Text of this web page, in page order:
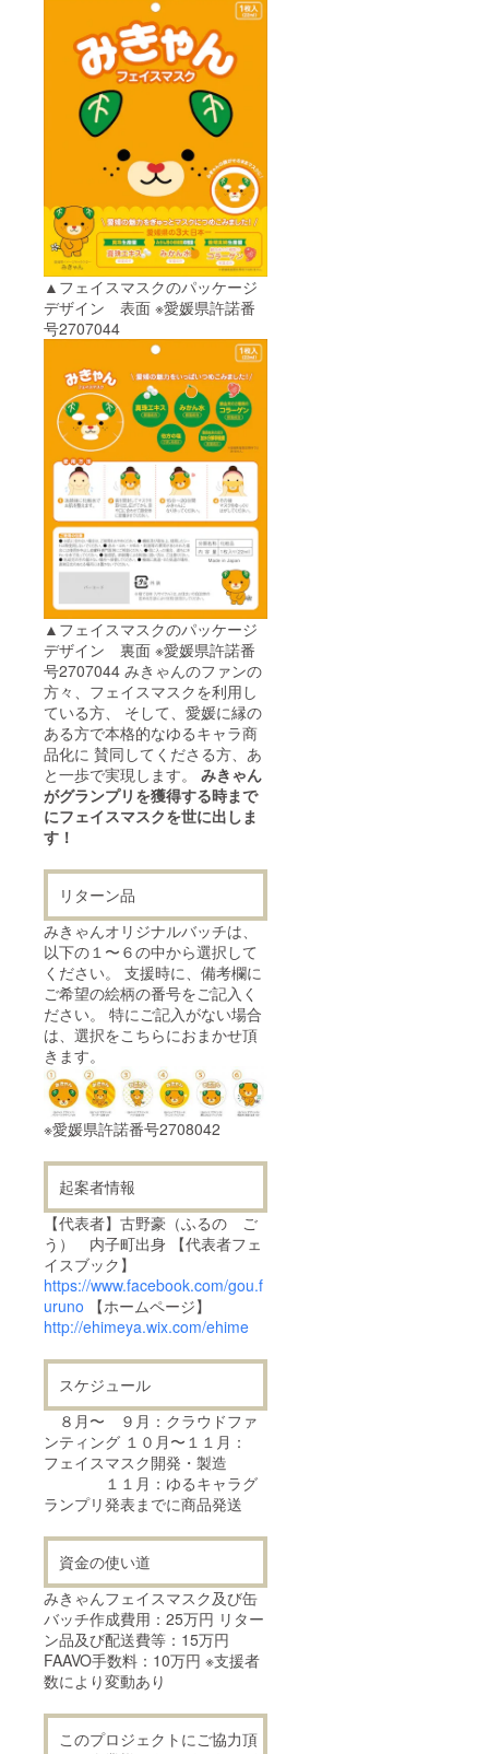
▲フェイスマスクのパッケージ
デザイン 表面 ※愛媛県許諾番
号2707044
▲フェイスマスクのパッケージ
デザイン 裏面 ※愛媛県許諾番
号2707044 みきゃんのファンの
方々、フェイスマスクを利用し
ている方、 そして、愛媛に縁の
ある方で本格的なゆるキャラ商
品化に 賛同してくださる方、あ
と一歩で実現します。 みきゃん
がグランプリを獲得する時まで
にフェイスマスクを世に出しま
す！
リターン品
みきゃんオリジナルバッチは、
以下の１〜６の中から選択して
ください。 支援時に、備考欄に
ご希望の絵柄の番号をご記入く
ださい。 特にご記入がない場合
は、選択をこちらにおまかせ頂
きます。
※愛媛県許諾番号2708042
起案者情報
【代表者】古野豪（ふるの ご
う） 内子町出身 【代表者フェ
イスブック】
https://www.facebook.com/gou.f
uruno 【ホームページ】
http://ehimeya.wix.com/ehime
スケジュール
８月〜 ９月：クラウドファ
ンティング １０月〜１１月：
フェイスマスク開発・製造
１１月：ゆるキャラグ
ランプリ発表までに商品発送
資金の使い道
みきゃんフェイスマスク及び缶
バッチ作成費用：25万円 リター
ン品及び配送費等：15万円
FAAVO手数料：10万円 ※支援者
数により変動あり
このプロジェクトにご協力頂